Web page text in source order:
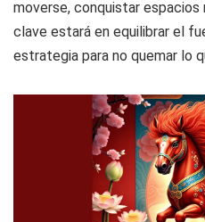
moverse, conquistar espacios
clave estará en equilibrar el
estrategia para no quemar lo